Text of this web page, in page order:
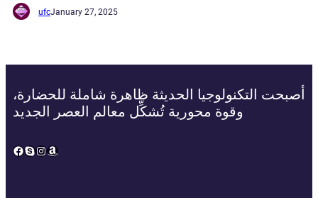
ufcJanuary 27, 2025
أصبحت التكنولوجيا الحديثة ظاهرة شاملة للحضارة،
وقوة محورية تُشكِّل معالم العصر الجديد
Facebook
Skype
Instagram
Amazon